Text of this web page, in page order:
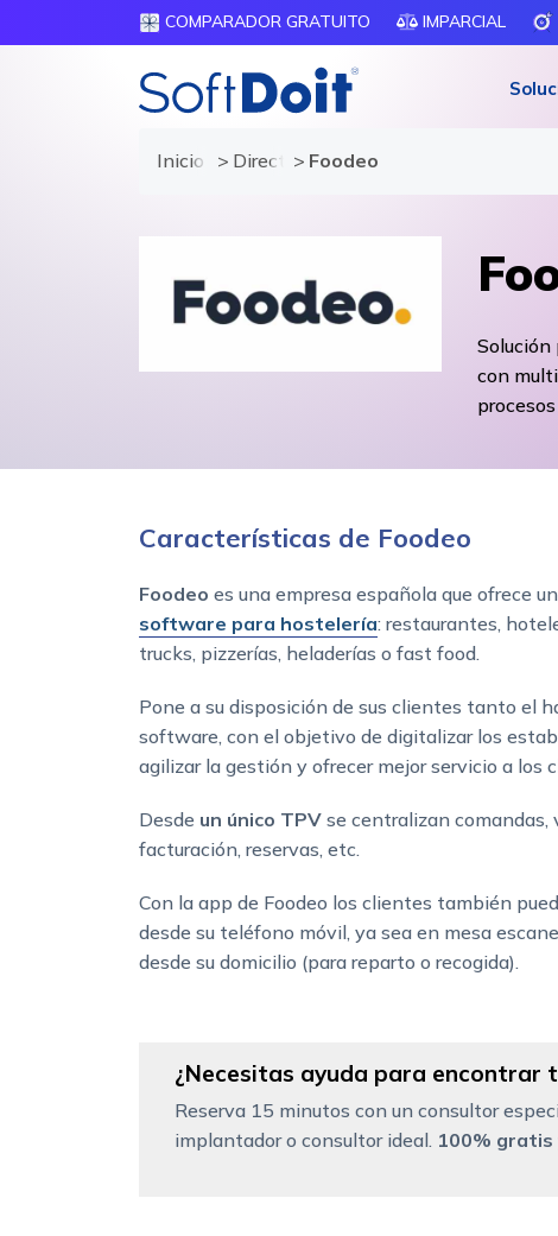
COMPARADOR GRATUITO IMPARCIAL
Inicio Directorio de proveedores
Foodeo
con
Características de Foodeo
Foodeo es una empresa española que ofrece
software para hostelería: restaurantes,
trucks, pizzerías, heladerías o fast food.
Pone a su disposición de sus clientes tanto el
software, con el objetivo de digitalizar los
agilizar la gestión y ofrecer mejor servicio a los
Desde un único TPV se centralizan
facturación, reservas, etc.
Con la app de Foodeo los clientes también
desde su teléfono móvil, ya sea en mesa
desde su domicilio (para reparto o recogida).
¿Necesitas ayuda para encontrar
Reserva 15 minutos con un consultor
implantador o consultor ideal. 100% gratis